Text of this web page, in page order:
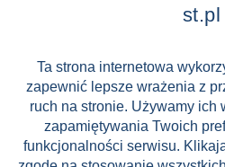
Koordynator wyjazdu
Ubezpieczenie
st.pl
Ta strona internetowa
zapewnić lepsze wrażenia z
ruch na stronie. Używamy ich
zapamiętywania Twoich
funkcjonalności serwisu.